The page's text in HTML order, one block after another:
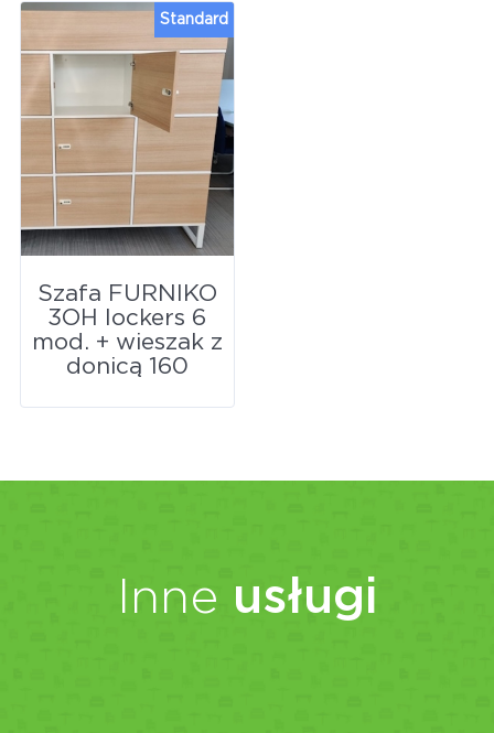
Standard
Szafa FURNIKO
3OH lockers 6
mod. + wieszak z
donicą 160
Inne usługi